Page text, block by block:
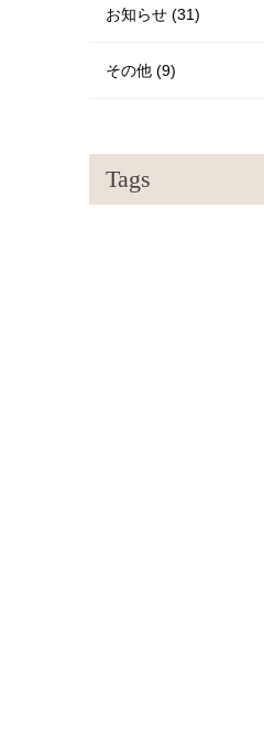
お知らせ (31)
その他 (9)
Tags